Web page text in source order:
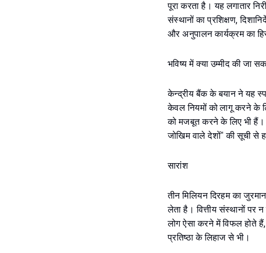
पूरा करता है। यह लगातार
संस्थानों का प्रशिक्षण,
और अनुपालन कार्यक्रम का
भविष्य में क्या उम्मीद की जा
केन्द्रीय बैंक के बयान ने यह
केवल नियमों को लागू करने के
को मजबूत करने के लिए भी हैं।
जोखिम वाले देशों" की सूची से
सारांश
तीन मिलियन दिरहम का
लेता है। वित्तीय संस्थानों
लोग ऐसा करने में विफल होते हैं,
प्रतिष्ठा के लिहाज से भी।